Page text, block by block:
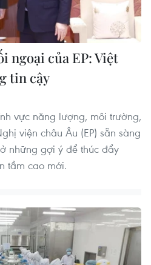
ngoại của EP: Việt
tin cậy
vực năng lượng, môi trường,
viện châu Âu (EP) sẵn sàng
những gợi ý để thúc đẩy
tầm cao mới.